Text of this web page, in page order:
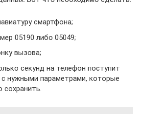
смартфона;
05190 либо 05049;
вызова;
секунд на телефон поступит
нужными параметрами, которые
сохранить.